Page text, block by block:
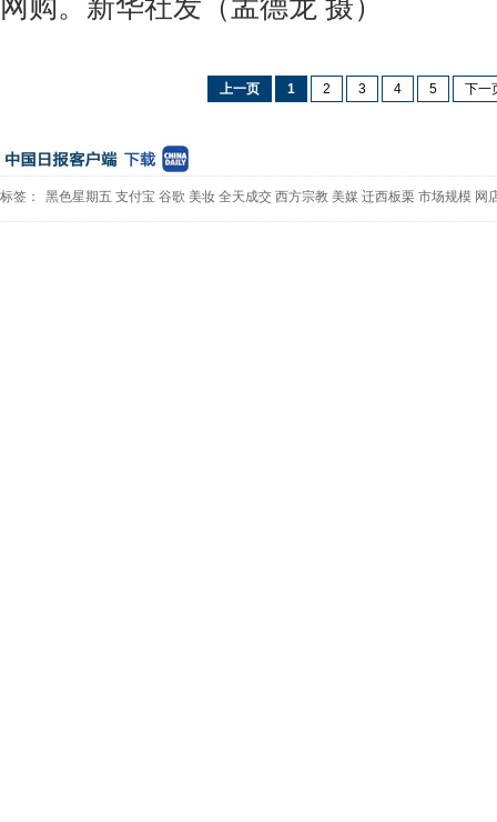
网购。新华社发（孟德龙 摄）
上一页 1 2 3 4 5 下一
标签： 黑色星期五 支付宝 谷歌 美妆 全天成交 西方宗教 美媒 迁西板栗 市场规模 网